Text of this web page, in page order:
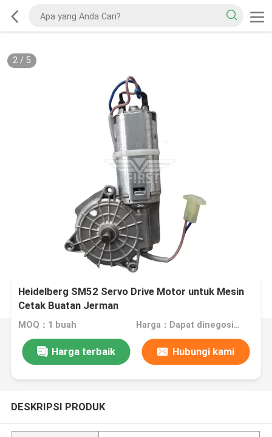
2/ 5
Heidelberg SM52 Servo Drive Motor untuk Mesin
Cetak Buatan Jerman
MOQ：1 buah Harga：Dapat dinegosiasikan
Harga terbaik Hubungi kami
DESKRIPSI PRODUK